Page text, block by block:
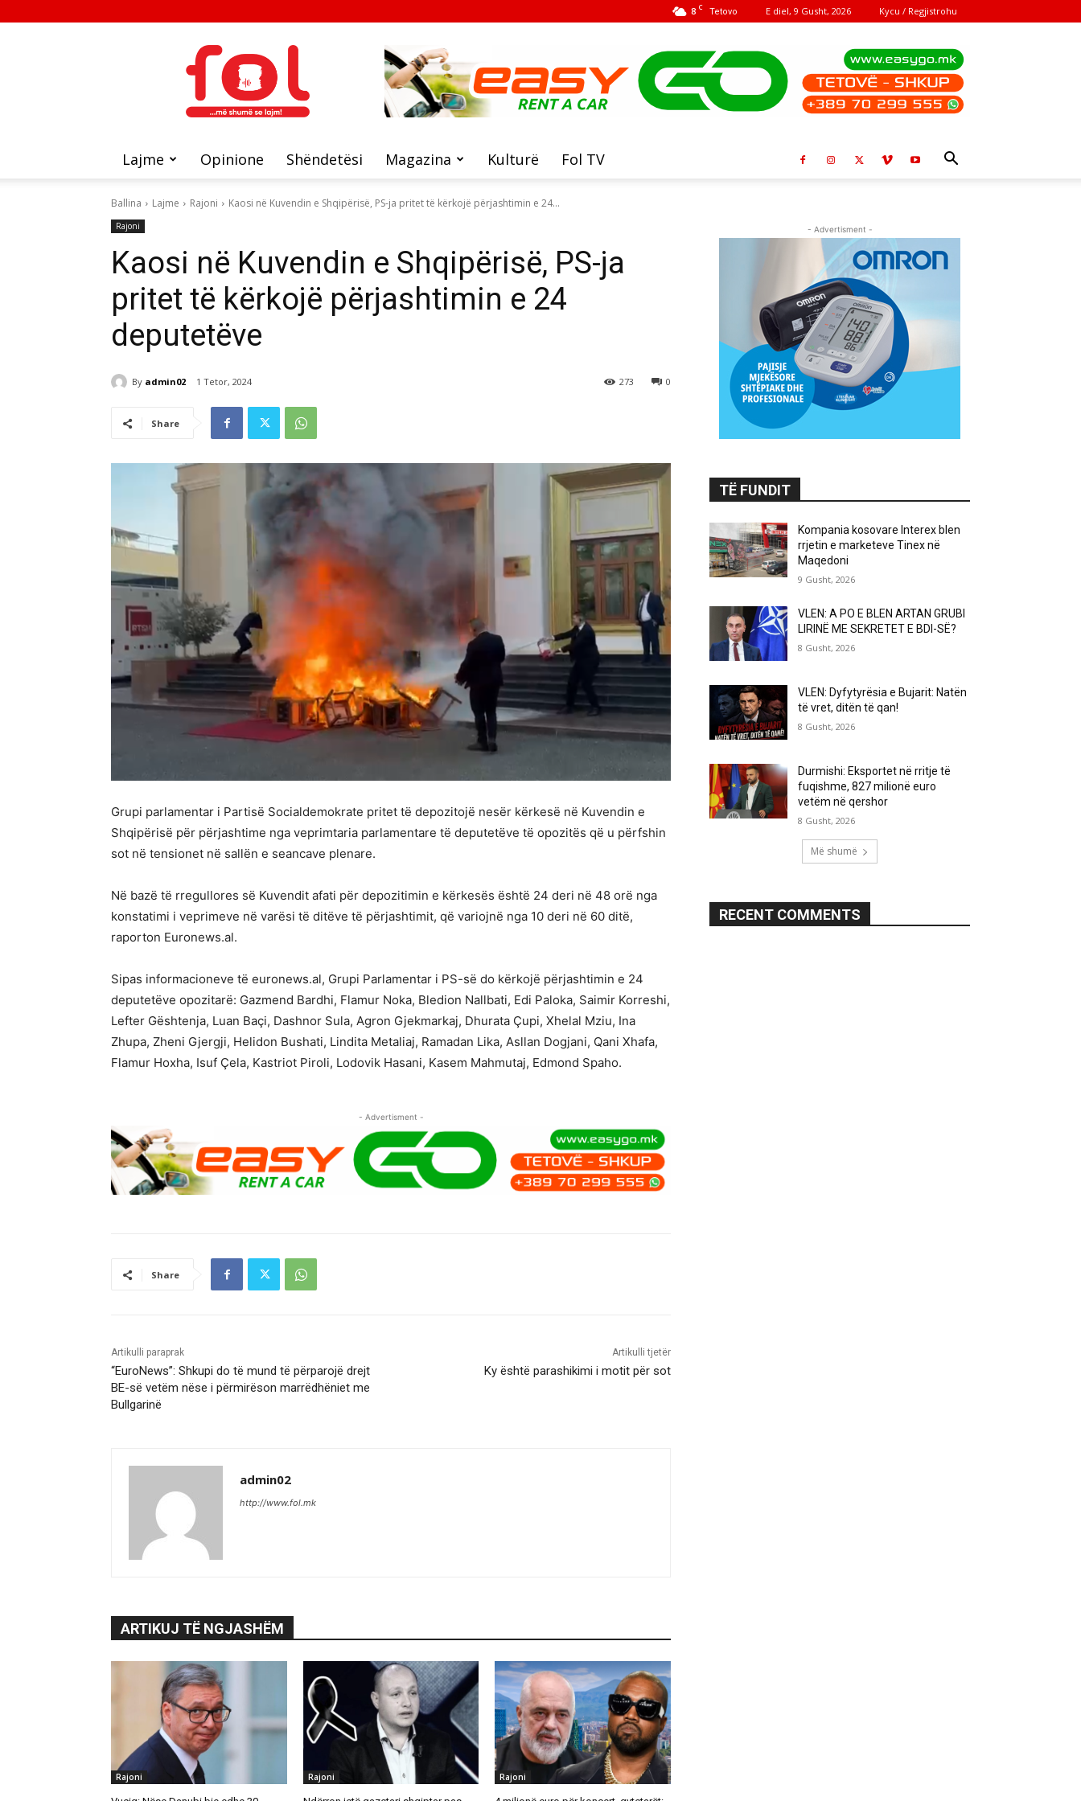
8 C Tetovo E diel, 9 Gusht, 2026 Kycu / Regjistrohu
FOL
Lajme Opinione Shëndetësi Magazina Kulturë Fol TV
Ballina Lajme Rajoni Kaosi në Kuvendin e Shqipërisë, PS-ja pritet të kërkojë përjashtimin e 24...
Rajoni
Kaosi në Kuvendin e Shqipërisë, PS-ja
pritet të kërkojë përjashtimin e 24
deputetëve
By admin02 1 Tetor, 2024 0
273
Share
Grupi parlamentar i Partisë Socialdemokrate pritet të depozitojë nesër kërkesë në Kuvendin e
Shqipërisë për përjashtime nga veprimtaria parlamentare të deputetëve të opozitës që u përfshin
sot në tensionet në sallën e seancave plenare.
Në bazë të rregullores së Kuvendit afati për depozitimin e kërkesës është 24 deri në 48 orë nga
konstatimi i veprimeve në varësi të ditëve të përjashtimit, që variojnë nga 10 deri në 60 ditë,
raporton Euronews.al.
Sipas informacioneve të euronews.al, Grupi Parlamentar i PS-së do kërkojë përjashtimin e 24
deputetëve opozitarë: Gazmend Bardhi, Flamur Noka, Bledion Nallbati, Edi Paloka, Saimir Korreshi,
Lefter Gështenja, Luan Baçi, Dashnor Sula, Agron Gjekmarkaj, Dhurata Çupi, Xhelal Mziu, Ina
Zhupa, Zheni Gjergji, Helidon Bushati, Lindita Metaliaj, Ramadan Lika, Asllan Dogjani, Qani Xhafa,
Flamur Hoxha, Isuf Çela, Kastriot Piroli, Lodovik Hasani, Kasem Mahmutaj, Edmond Spaho.
- Advertisment -
Share
Artikulli paraprak
“EuroNews”: Shkupi do të mund të përparojë drejt
BE-së vetëm nëse i përmirëson marrëdhëniet me
Bullgarinë
Artikulli tjetër
Ky është parashikimi i motit për sot
admin02
http://www.fol.mk
ARTIKUJ TË NGJASHËM
Rajoni Rajoni Rajoni
- Advertisment -
TË FUNDIT
Kompania kosovare Interex blen
rrjetin e marketeve Tinex në
Maqedoni
9 Gusht, 2026
VLEN: A PO E BLEN ARTAN GRUBI
LIRINË ME SEKRETET E BDI-SË?
8 Gusht, 2026
VLEN: Dyfytyrësia e Bujarit: Natën
të vret, ditën të qan!
8 Gusht, 2026
Durmishi: Eksportet në rritje të
fuqishme, 827 milionë euro
vetëm në qershor
8 Gusht, 2026
Më shumë
RECENT COMMENTS